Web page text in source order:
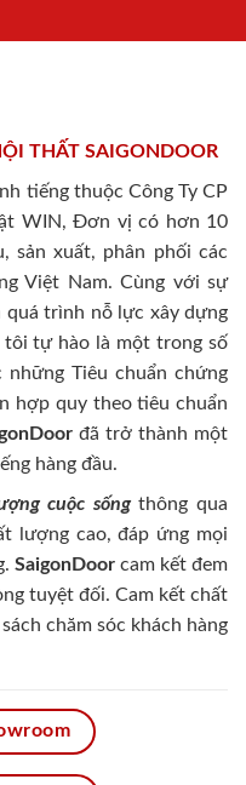
THẤT SAIGONDOOR
tiếng thuộc Công Ty CP
WIN, Đơn vị có hơn 10
sản xuất, phân phối các
Việt Nam. Cùng với sự
trình nỗ lực xây dựng
tự hào là một trong số
Tiêu chuẩn chứng
hợp quy theo tiêu chuẩn
đã trở thành một
hàng đầu.
cuộc sốngthông qua
lượng cao, đáp ứng mọi
SaigonDoorcam kết đem
tuyệt đối. Cam kết chất
chăm sóc khách hàng